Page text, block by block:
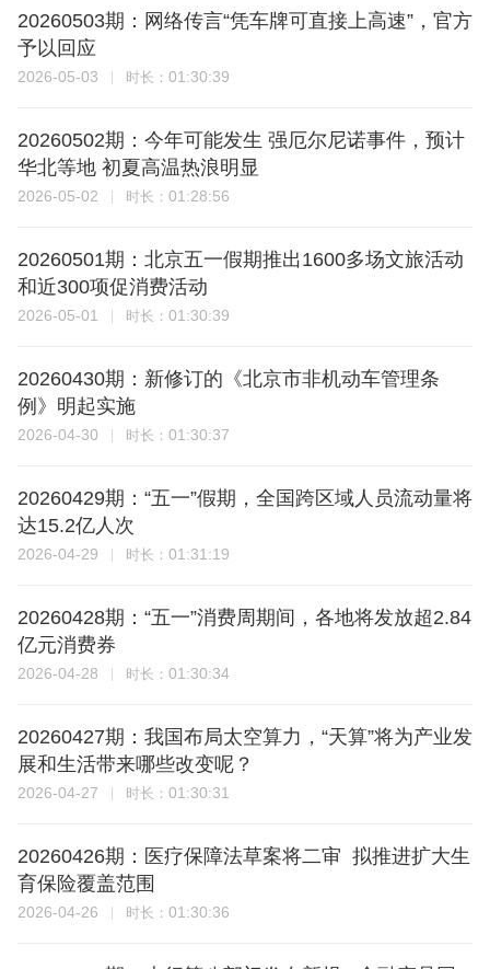
20260503期：网络传言“凭车牌可直接上高速”，官方
予以回应
2026-05-03 时长： 01:30:39
20260502期：今年可能发生 强厄尔尼诺事件，预计
华北等地 初夏高温热浪明显
2026-05-02 时长： 01:28:56
20260501期：北京五一假期推出1600多场文旅活动
和近300项促消费活动
2026-05-01 时长： 01:30:39
20260430期：新修订的《北京市非机动车管理条
例》明起实施
2026-04-30 时长： 01:30:37
20260429期：“五一”假期，全国跨区域人员流动量将
达15.2亿人次
2026-04-29 时长： 01:31:19
20260428期：“五一”消费周期间，各地将发放超2.84
亿元消费券
2026-04-28 时长： 01:30:34
20260427期：我国布局太空算力，“天算”将为产业发
展和生活带来哪些改变呢？
2026-04-27 时长： 01:30:31
20260426期：医疗保障法草案将二审 拟推进扩大生
育保险覆盖范围
2026-04-26 时长： 01:30:36